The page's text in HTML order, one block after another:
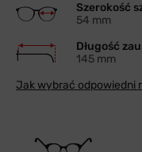
Szerokość
54 mm
Długość
145 mm
Jak wybrać odpowiedni